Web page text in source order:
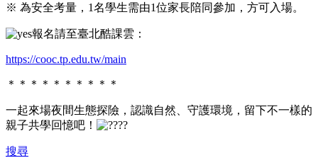
※ 為安全考量，1名學生需由1位家長陪同參加，方可入場。
報名請至臺北酷課雲：
https://cooc.tp.edu.tw/main
＊＊＊＊＊＊＊＊＊＊
一起來場夜間生態探險，認識自然、守護環境，留下不一樣的
親子共學回憶吧！
搜尋